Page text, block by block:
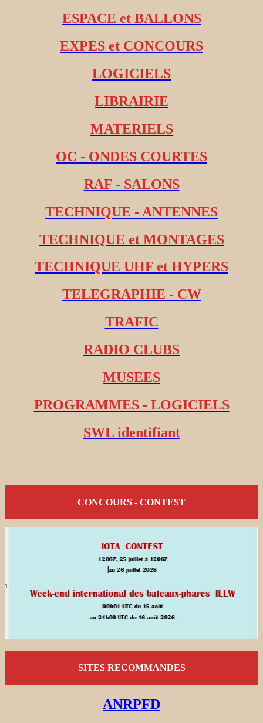
ESPACE et BALLONS
EXPES et CONCOURS
LOGICIELS
LIBRAIRIE
MATERIELS
OC - ONDES COURTES
RAF - SALONS
TECHNIQUE - ANTENNES
TECHNIQUE et MONTAGES
TECHNIQUE UHF et HYPERS
TELEGRAPHIE - CW
TRAFIC
RADIO CLUBS
MUSEES
PROGRAMMES - LOGICIELS
SWL identifiant
CONCOURS - CONTEST
SITES RECOMMANDES
ANRPFD